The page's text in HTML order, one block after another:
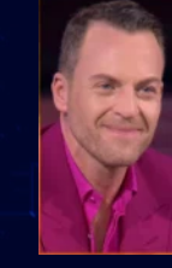
mungojë